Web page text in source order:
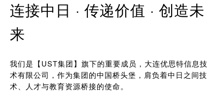
连接中日 · 传递价值 · 创造未
来
我们是【UST集团】旗下的重要成员，大连优思特信息技
术有限公司，作为集团的中国桥头堡，肩负着中日之间技
术、人才与教育资源桥接的使命。